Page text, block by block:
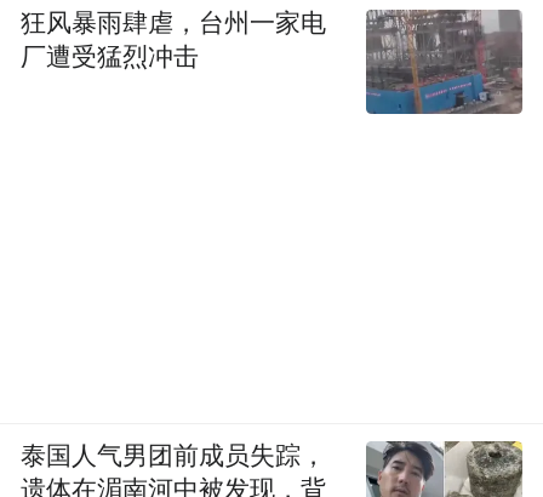
狂风暴雨肆虐，台州一家电
厂遭受猛烈冲击
泰国人气男团前成员失踪，
遗体在湄南河中被发现，背